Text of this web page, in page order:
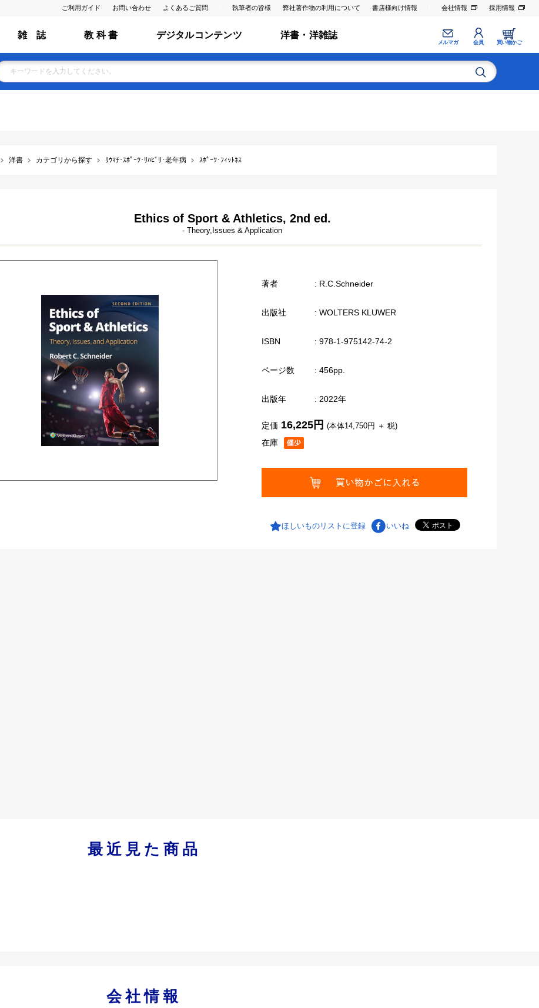
ご利用ガイド お問い合わせ よくあるご質問 執筆者の皆様 弊社著作物の利用について 書店様向け情報 会社情報 採用情報
雑 誌 教 科 書 デジタルコンテンツ 洋書・洋雑誌
メルマガ 会員 買い物かご
洋書 カテゴリから探す ﾘｳﾏﾁ･ｽﾎﾟｰﾂ･ﾘﾊﾋﾞﾘ･老年病 ｽﾎﾟｰﾂ･ﾌｨｯﾄﾈｽ
Ethics of Sport & Athletics, 2nd ed.
- Theory,Issues & Application
著者 : R.C.Schneider
出版社 : WOLTERS KLUWER
ISBN : 978-1-975142-74-2
ページ数 : 456pp.
出版年 : 2022年
在庫
定価 16,225円 (本体14,750円 ＋ 税)
ほしいものリストに登録 いいね
最近見た商品
会社情報